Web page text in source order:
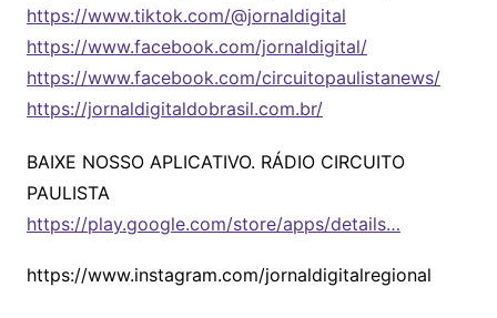
https://www.tiktok.com/@jornaldigital
https://www.facebook.com/jornaldigital/
https://www.facebook.com/circuitopaulistanews/
https://jornaldigitaldobrasil.com.br/
BAIXE NOSSO APLICATIVO. RÁDIO CIRCUITO
PAULISTA
https://play.google.com/store/apps/details…
https://www.instagram.com/jornaldigitalregional